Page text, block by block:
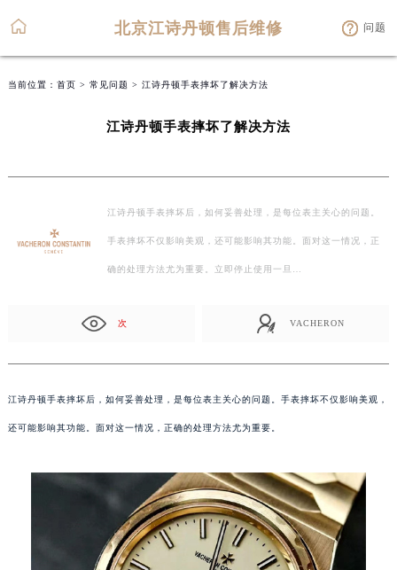
北京江诗丹顿售后维修 问题
当前位置： 首页 > 常见问题 > 江诗丹顿手表摔坏了解决方法
江诗丹顿手表摔坏了解决方法
江诗丹顿手表摔坏后，如何妥善处理，是每位表主关心的问题。
手表摔坏不仅影响美观，还可能影响其功能。面对这一情况，正
确的处理方法尤为重要。立即停止使用一旦…
次 VACHERON
江诗丹顿手表摔坏后，如何妥善处理，是每位表主关心的问题。手表摔坏不仅影响美观，
还可能影响其功能。面对这一情况，正确的处理方法尤为重要。